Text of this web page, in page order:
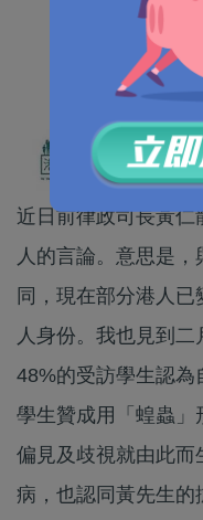
近日前律政司長黃仁
人的言論。意思是
同，現在部分港人
人身份。我也見到
48%的受訪學生認為
學生贊成用「蝗蟲」
偏見及歧視就由此而
病，也認同黃先生的